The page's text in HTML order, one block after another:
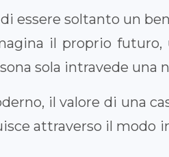
essere soltanto un
il proprio
sola intravede una
il valore di una
attraverso il modo